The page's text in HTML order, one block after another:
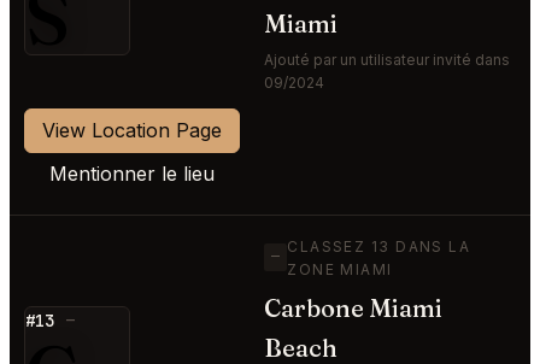
Miami
Ajouté par un utilisateur invité dans
09/2024
View Location Page
Mentionner le lieu
#13 —
—
CLASSEZ 13 DANS LA
ZONE MIAMI
Carbone Miami
Beach